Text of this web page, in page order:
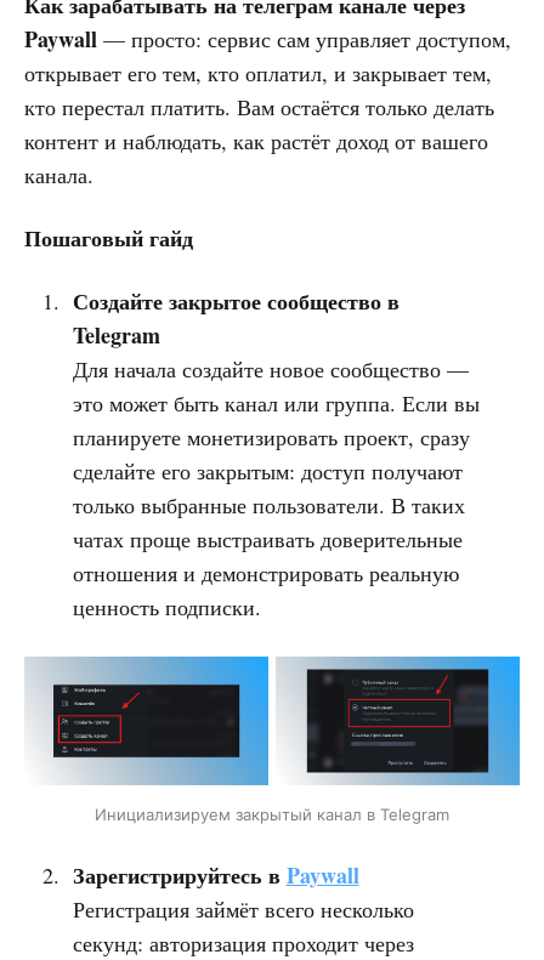
Paywall — просто: сервис сам управляет доступом,
открывает его тем, кто оплатил, и закрывает тем,
кто перестал платить. Вам остаётся только делать
контент и наблюдать, как растёт доход от вашего
канала.
Пошаговый гайд
Создайте закрытое сообщество в
Telegram
Для начала создайте новое сообщество —
это может быть канал или группа. Если вы
планируете монетизировать проект, сразу
сделайте его закрытым: доступ получают
только выбранные пользователи. В таких
чатах проще выстраивать доверительные
отношения и демонстрировать реальную
ценность подписки.
Инициализируем закрытый канал в Telegram
Зарегистрируйтесь вPaywall
Регистрация займёт всего несколько
секунд: авторизация проходит через